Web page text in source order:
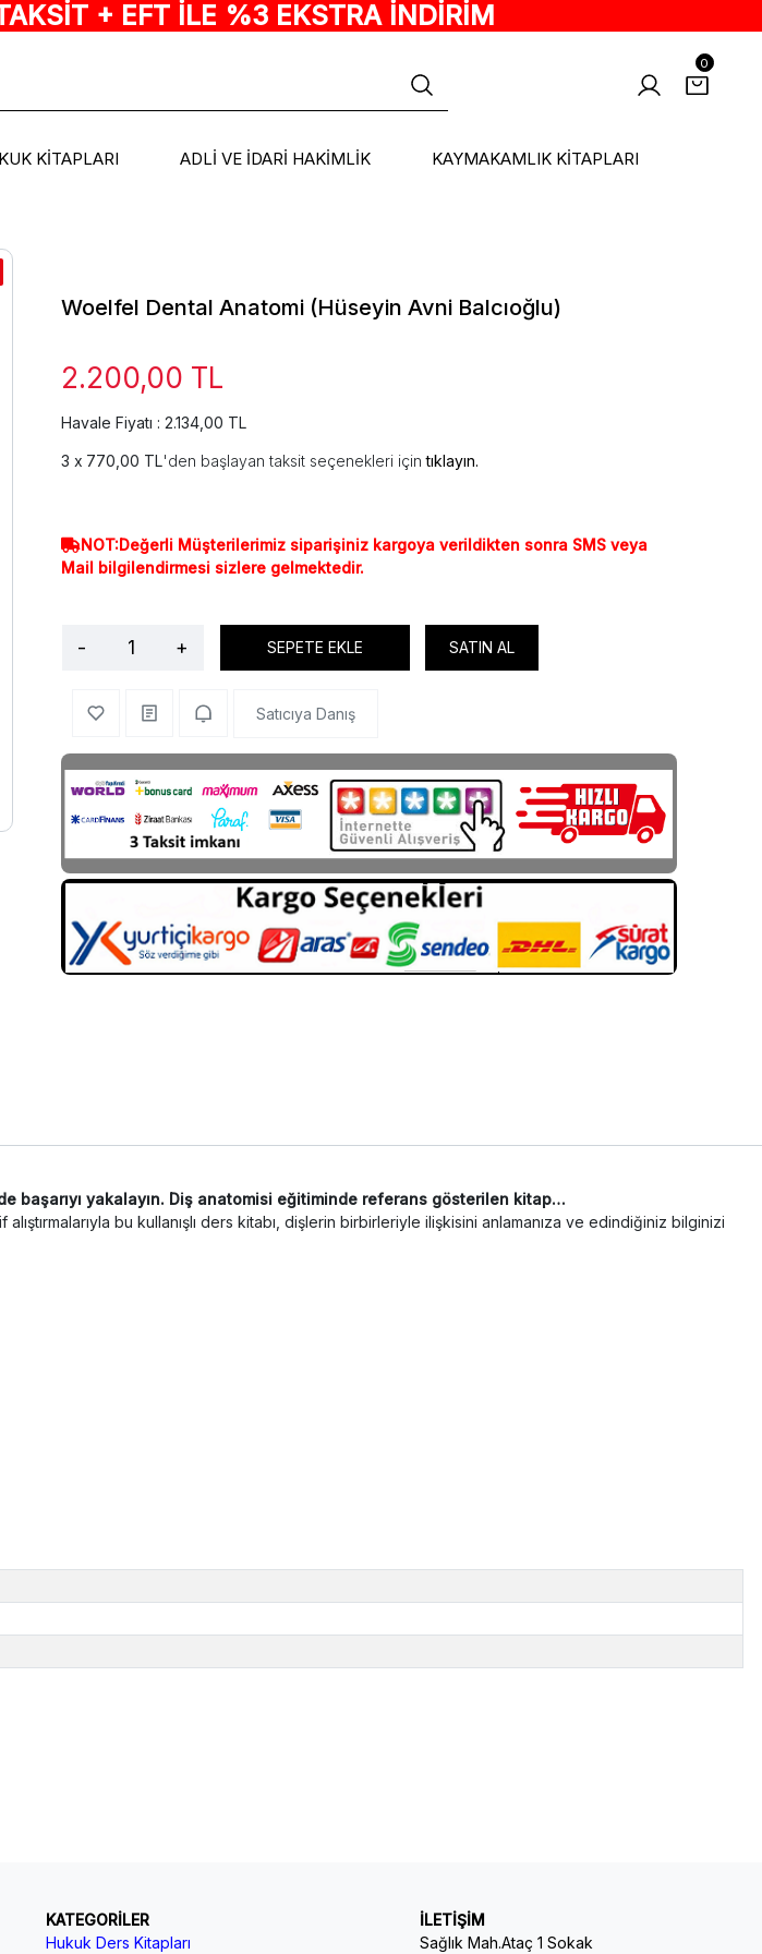
+ EFT İLE %3 EKSTRA İNDİRİM
0
KİTAPLARI ADLİ VE İDARİ HAKİMLİK KAYMAKAMLIK KİTAPLARI
Woelfel Dental Anatomi (Hüseyin Avni Balcıoğlu)
2.200,00 TL
Havale Fiyatı : 2.134,00 TL
770,00 TL'den başlayan taksit seçenekleri içintıklayın.
NOT:Değerli Müşterilerimiz siparişiniz kargoya verildikten sonra SMS veya
Mail bilgilendirmesi sizlere gelmektedir.
- + SEPETE EKLE SATIN AL
Satıcıya Danış
yakalayın. Diş anatomisi eğitiminde referans gösterilen kitap…
bu kullanışlı ders kitabı, dişlerin birbirleriyle ilişkisini anlamanıza ve edindiğiniz bilginizi
KATEGORİLER
Hukuk Ders Kitapları
İLETİŞİM
Sağlık Mah.Ataç 1 Sokak